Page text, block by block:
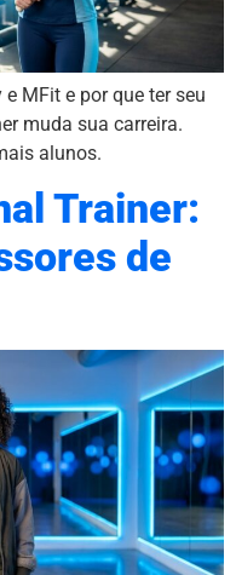
MFit e por que ter seu
muda sua carreira.
alunos.
Trainer:
de